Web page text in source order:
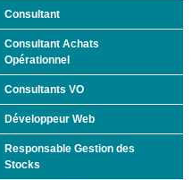
Consultant
Consultant Achats
Opérationnel
Consultants VO
Développeur Web
Responsable Gestion des
Stocks